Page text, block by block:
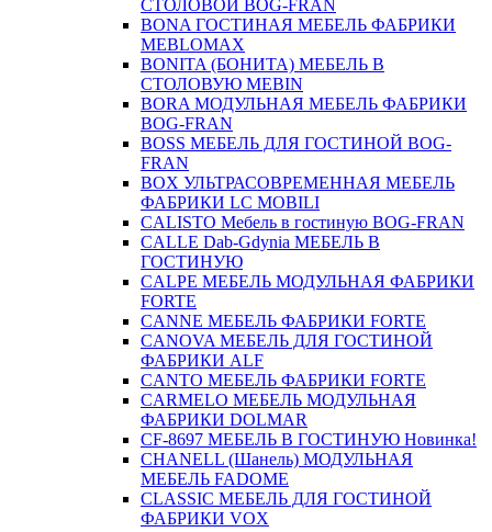
СТОЛОВОЙ BOG-FRAN
BONA ГОСТИНАЯ МЕБЕЛЬ ФАБРИКИ
MEBLOMAX
BONITA (БОНИТА) МЕБЕЛЬ В
СТОЛОВУЮ MEBIN
BORA МОДУЛЬНАЯ МЕБЕЛЬ ФАБРИКИ
BOG-FRAN
BOSS МЕБЕЛЬ ДЛЯ ГОСТИНОЙ BOG-
FRAN
BOX УЛЬТРАСОВРЕМЕННАЯ МЕБЕЛЬ
ФАБРИКИ LC MOBILI
CALISTO Мебель в гостиную BOG-FRAN
CALLE Dab-Gdynia МЕБЕЛЬ В
ГОСТИНУЮ
CALPE МЕБЕЛЬ МОДУЛЬНАЯ ФАБРИКИ
FORTE
CANNE МЕБЕЛЬ ФАБРИКИ FORTE
CANOVA МЕБЕЛЬ ДЛЯ ГОСТИНОЙ
ФАБРИКИ ALF
CANTO МЕБЕЛЬ ФАБРИКИ FORTE
CARMELO МЕБЕЛЬ МОДУЛЬНАЯ
ФАБРИКИ DOLMAR
CF-8697 МЕБЕЛЬ В ГОСТИНУЮ Новинка!
CHANELL (Шанель) МОДУЛЬНАЯ
МЕБЕЛЬ FADOME
CLASSIC МЕБЕЛЬ ДЛЯ ГОСТИНОЙ
ФАБРИКИ VOX